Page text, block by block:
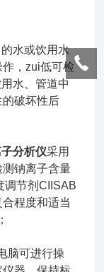
水或饮用水
，zui低可检
水、管道中
破坏性后
分析仪采用
钠离子含量
调节剂CIISAB
程度和适当
脑可进行操